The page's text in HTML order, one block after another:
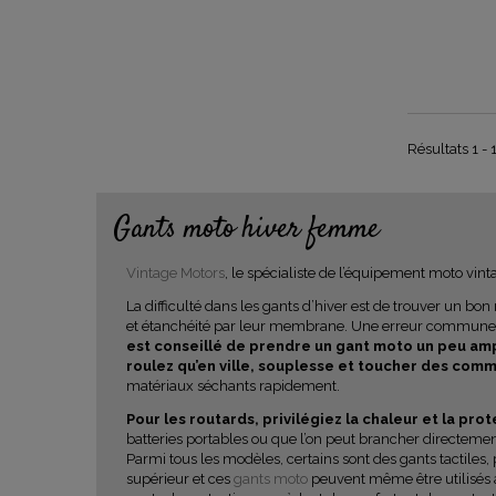
Résultats 1 -
Gants moto hiver femme
Vintage Motors, le spécialiste de l’équipement moto
La difficulté dans les gants d’hiver est de trouver un
et étanchéité par leur membrane. Une erreur
est conseillé de prendre un gant moto un peu
roulez qu’en ville, souplesse et toucher des
matériaux séchants rapidement.
Pour les routards, privilégiez la chaleur et la
batteries portables ou que l’on peut brancher
Parmi tous les modèles, certains sont des gants
supérieur et ces gants moto peuvent même être utilisés